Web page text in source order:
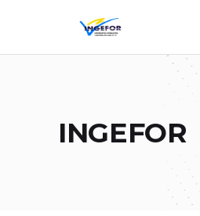
INGEFOR